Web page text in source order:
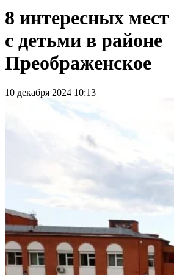
8 интересных мест
с детьми в районе
Преображенское
10 декабря 2024 10:13